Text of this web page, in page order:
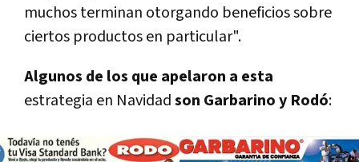
muchos terminan otorgando beneficios sobre
ciertos productos en particular".
Algunos de los que apelaron a esta
estrategia en Navidadson Garbarino y Rodó: